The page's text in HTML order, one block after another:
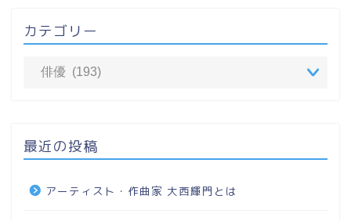
カテゴリー
最近の投稿
アーティスト・作曲家 大西輝門とは